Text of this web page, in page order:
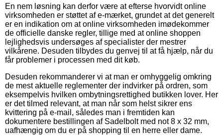
En nem løsning kan derfor være at efterse hvorvidt online
virksomheden er støttet af e-mærket, grundet at det generelt
er en indikation om at online virksomheden imødekommer
de officielle danske regler, tillige med at online shoppen
lejlighedsvis undersøges af specialister der mestrer
vilkårene. Desuden tilbydes du genvej til at få hjælp, når du
får problemer i processen med dit køb.
Desuden rekommanderer vi at man er omhyggelig omkring
de mest aktuelle reglementer der indvirker på ordren, som
eksempelvis hvilken ombytningsrettighed butikken lover. Her
er det tilmed relevant, at man når som helst sikrer ens
kvittering på e-mail, således man i fremtiden kan
dokumentere bestillingen af Sadelbolt med not 8 x 32 mm,
uafhængig om du er på shopping til en herre eller dame.